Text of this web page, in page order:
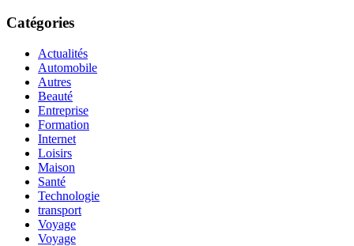
Catégories
Actualités
Automobile
Autres
Beauté
Entreprise
Formation
Internet
Loisirs
Maison
Santé
Technologie
transport
Voyage
Voyage